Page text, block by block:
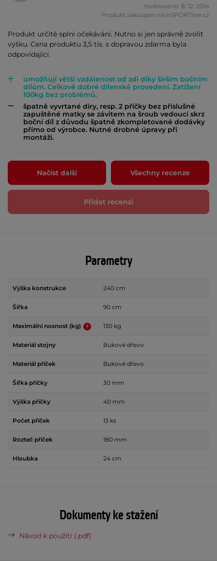
Hodnoceno: 8. 12. 2014
Produkt zakoupen na inSPORTline.cz
Produkt určitě splní očekávání. Nutno si jen správně zvolit
výšku. Cena produktu 3,5 tis. s dopravou zdarma byla
odpovídající.
umožňují větší vzdálenost od zdi díky širším bočním
dílům. Celkově dobré dílenské provedení. Zatížení
100kg bez problémů.
špatně vyvrtané díry, resp. 2 příčky bez příslušné
zapuštěné matky se závitem na šroub vedoucí skrz
boční díl z důvodu špatně zkompletované dodávky
přímo od výrobce. Nutné drobné úpravy při
montáži.
Načíst další Všechny recenze
Přidat recenzi
Parametry
Výška konstrukce 240 cm
Šířka 90 cm
Maximální nosnost (kg) 130 kg
Materiál stojny Bukové dřevo
Materiál příček Bukové dřevo
Šířka příčky 30 mm
Výška příčky 40 mm
Počet příček 13 ks
Rozteč příček 180 mm
Hloubka 24 cm
Dokumenty ke stažení
Návod k použití (.pdf)